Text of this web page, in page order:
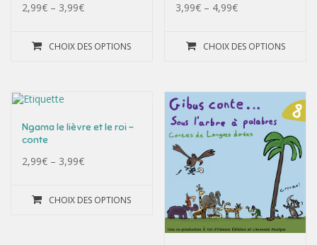
2,99€ – 3,99€
CHOIX DES OPTIONS
3,99€ – 4,99€
CHOIX DES OPTIONS
Ngama le lièvre et le roi –
conte
2,99€ – 3,99€
CHOIX DES OPTIONS